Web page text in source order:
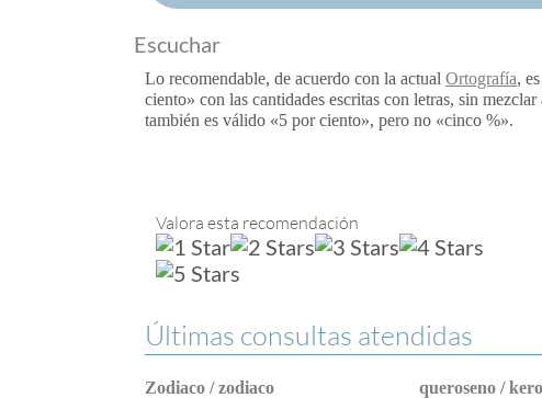
Escuchar
Lo recomendable, de acuerdo con la actual Ortografía,
ciento» con las cantidades escritas con letras, sin
también es válido «5 por ciento», pero no «cinco %».
Valora esta recomendación
Últimas consultas atendidas
Zodiaco / zodiaco
queroseno /